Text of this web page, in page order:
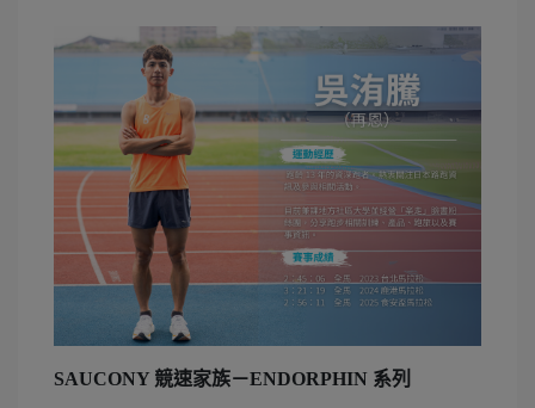
SAUCONY 競速家族－ENDORPHIN 系列